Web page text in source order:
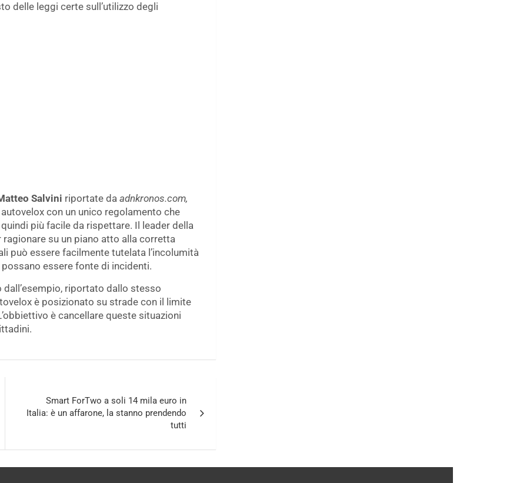
delle leggi certe sull’utilizzo degli
Salvini riportate da adnkronos.com,
con un unico regolamento che
più facile da rispettare. Il leader della
su un piano atto alla corretta
può essere facilmente tutelata l’incolumità
essere fonte di incidenti.
riportato dallo stesso
è posizionato su strade con il limite
è cancellare queste situazioni
Smart ForTwo a soli 14 mila euro in
Italia: è un affarone, la stanno prendendo
tutti